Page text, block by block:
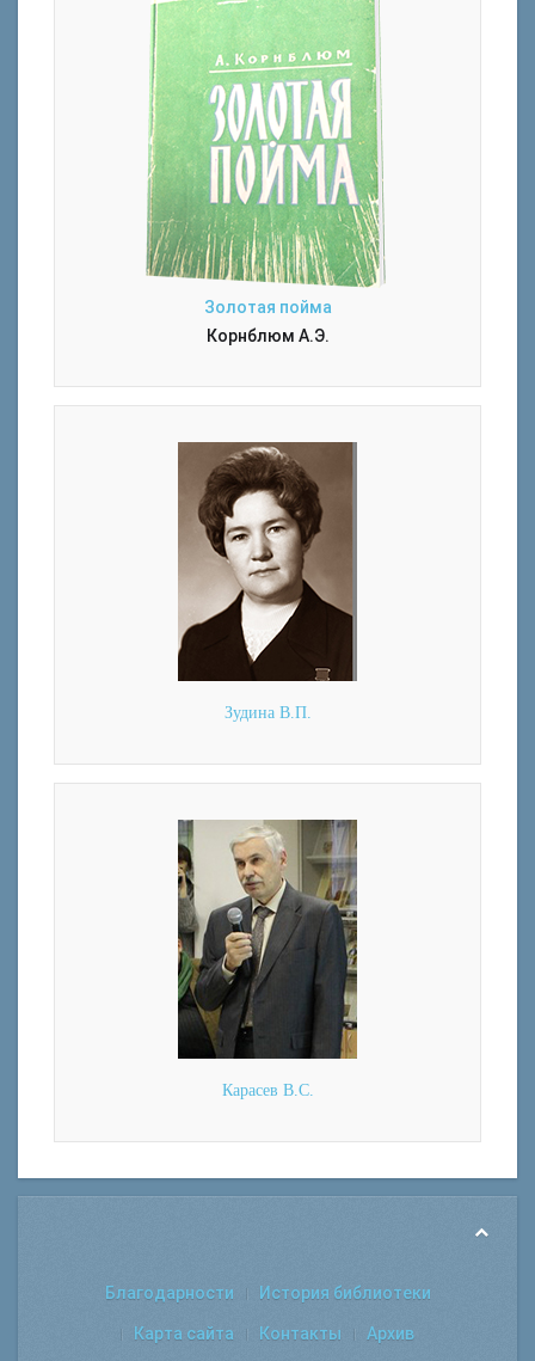
Золотая пойма
Корнблюм А.Э.
Зудина В.П.
Карасев В.С.
Благодарности История библиотеки
Карта сайта Контакты Архив